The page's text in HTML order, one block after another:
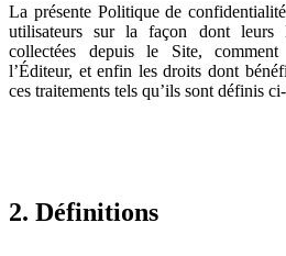
La présente Politique de
utilisateurs sur la façon dont leurs
collectées depuis le Site,
l’Éditeur, et enfin les droits dont
ces traitements tels qu’ils sont définis
2. Définitions